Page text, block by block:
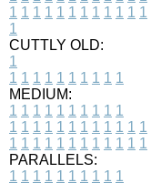
1 1 1 1 1 1 1 1 1 1 1 1
1
CUTTLY OLD:
1
1 1 1 1 1 1 1 1 1 1
MEDIUM:
1 1 1 1 1 1 1 1 1 1
1 1 1 1 1 1 1 1 1 1 1 1
1 1 1 1 1 1 1 1 1 1 1 1
PARALLELS:
1 1 1 1 1 1 1 1 1 1